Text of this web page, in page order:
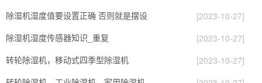
除湿机湿度值要设置正确 否则就是摆设
[2023-10-27]
除湿机湿度传感器知识_重复
[2023-10-27]
转轮除湿机，移动式四季型除湿机
[2023-10-27]